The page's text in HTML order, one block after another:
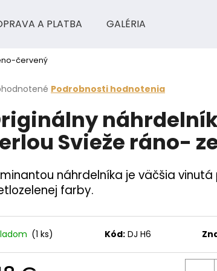
A PLATBA GALÉRIA
červený
Podrobnosti hodnotenia
Svieže ráno-
náhrdelníka je väčšia
farby.
(1 ks) Kód: DJ H6
HĽADAŤ